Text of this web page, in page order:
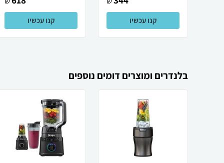
קנו עכשיו קנו עכשיו
בלנדרים ומוצרים דומים נוספים